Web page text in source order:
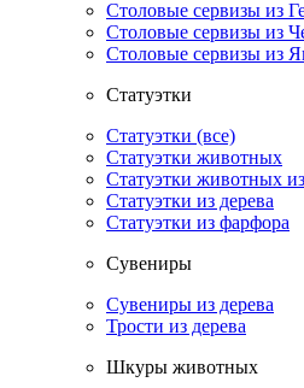
Столовые сервизы из
Столовые сервизы из
Столовые сервизы из
Статуэтки
Статуэтки (все)
Статуэтки животных
Статуэтки животных
Статуэтки из дерева
Статуэтки из фарфора
Сувениры
Сувениры из дерева
Трости из дерева
Шкуры животных